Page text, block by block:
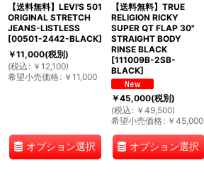
【送料無料】LEVI'S 501
ORIGINAL STRETCH
JEANS-LISTLESS
[00501-2442-BLACK]
￥11,000(税別)
(税込 : ￥ 12,100)
希望小売価格: ￥ 11,000
オプション選択
【送料無料】TRUE
RELIGION RICKY
SUPER QT FLAP 30"
STRAIGHT BODY
RINSE BLACK
[111009B-2SB-
BLACK]
￥45,000(税別)
(税込 : ￥ 49,500)
希望小売価格: ￥ 45,000
オプション選択